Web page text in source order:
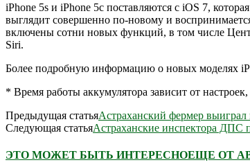
iPhone 5s и iPhone 5c поставляются с iOS 7,
выглядит совершенно по-новому и
включены сотни новых функций, в том числе
Siri.
Более подробную информацию о новых моделях
* Время работы аккумулятора зависит от
Предыдущая статьяАстраханский фермер
Следующая статьяАстраханские инспектора ДПС
ЭТО МОЖЕТ БЫТЬ ИНТЕРЕСНОЕЩЕ ОТ